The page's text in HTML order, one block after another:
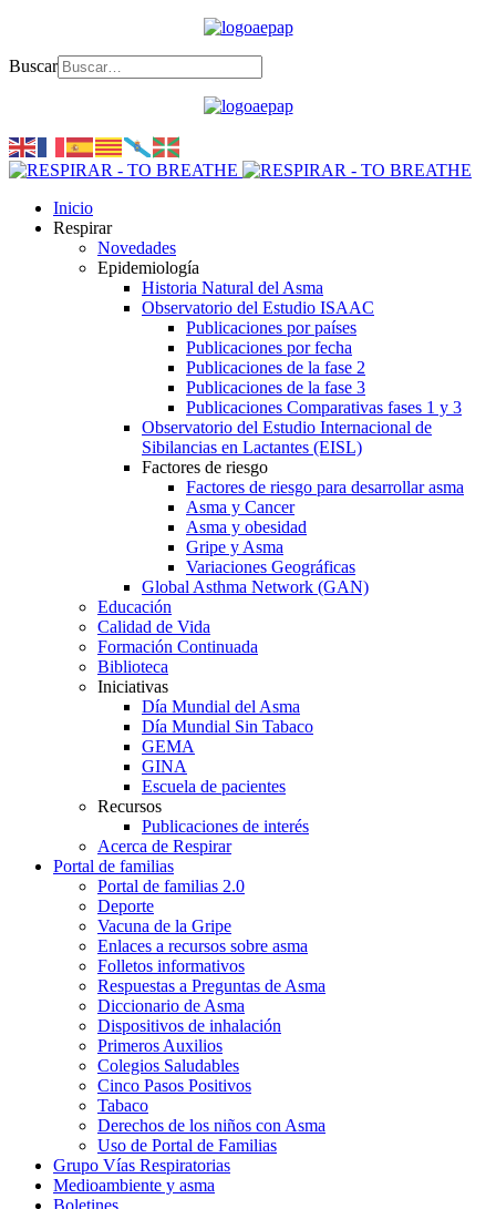
Buscar
Inicio
Respirar
Novedades
Epidemiología
Historia Natural del Asma
Observatorio del Estudio ISAAC
Publicaciones por países
Publicaciones por fecha
Publicaciones de la fase 2
Publicaciones de la fase 3
Publicaciones Comparativas fases 1 y 3
Observatorio del Estudio Internacional de
Sibilancias en Lactantes (EISL)
Factores de riesgo
Factores de riesgo para desarrollar asma
Asma y Cancer
Asma y obesidad
Gripe y Asma
Variaciones Geográficas
Global Asthma Network (GAN)
Educación
Calidad de Vida
Formación Continuada
Biblioteca
Iniciativas
Día Mundial del Asma
Día Mundial Sin Tabaco
GEMA
GINA
Escuela de pacientes
Recursos
Publicaciones de interés
Acerca de Respirar
Portal de familias
Portal de familias 2.0
Deporte
Vacuna de la Gripe
Enlaces a recursos sobre asma
Folletos informativos
Respuestas a Preguntas de Asma
Diccionario de Asma
Dispositivos de inhalación
Primeros Auxilios
Colegios Saludables
Cinco Pasos Positivos
Tabaco
Derechos de los niños con Asma
Uso de Portal de Familias
Grupo Vías Respiratorias
Medioambiente y asma
Boletines